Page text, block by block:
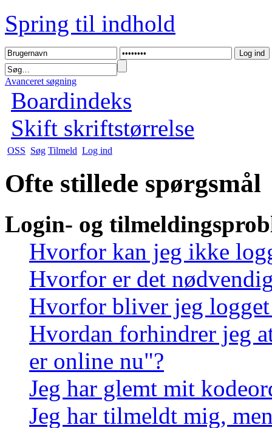
Spring til indhold
Avanceret søgning
Boardindeks
Skift skriftstørrelse
OSS Søg Tilmeld Log ind
Ofte stillede spørgsmål
Login- og
Hvorfor kan jeg ikke
Hvorfor er det
Hvorfor bliver jeg
Hvordan forhindrer jeg
er online nu"?
Jeg har glemt mit
Jeg har tilmeldt mig,